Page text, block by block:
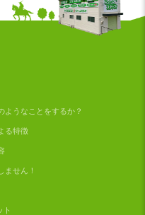
ようなことをするか？
る特徴
ません！
ト